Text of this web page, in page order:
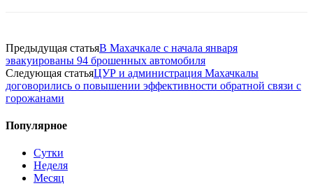
Предыдущая статьяВ Махачкале с начала января
эвакуированы 94 брошенных автомобиля
Следующая статьяЦУР и администрация Махачкалы
договорились о повышении эффективности обратной связи с
горожанами
Популярное
Сутки
Неделя
Месяц